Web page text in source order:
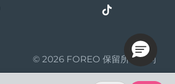
© 2026 FOREO 保留所有權利